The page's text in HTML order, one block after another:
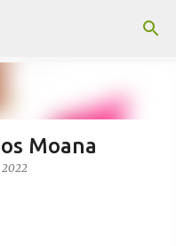
Moana
2022